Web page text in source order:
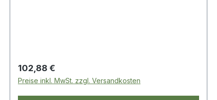
Regulärer Preis:
102,88 €
Preise inkl. MwSt. zzgl. Versandkosten